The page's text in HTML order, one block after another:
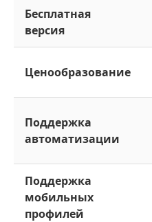
Бесплатная
версия
Ценообразование
Поддержка
автоматизации
Поддержка
мобильных
профилей